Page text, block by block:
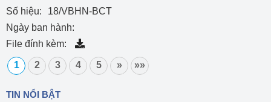
Số hiệu:
18/VBHN-BCT
Ngày ban hành:
File đính kèm:
1 2 3 4 5 » »»
TIN NỔI BẬT